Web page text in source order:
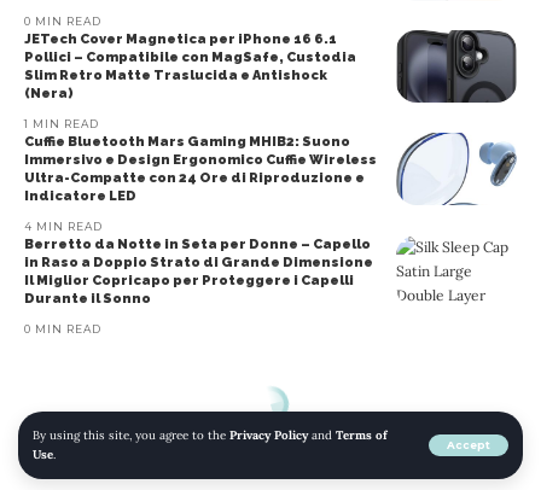
By using this site, you agree to the Privacy Policyand Terms of
Use.
Accept
0 MIN READ
JETech Cover Magnetica per iPhone 16 6.1
Pollici – Compatibile con MagSafe, Custodia
Slim Retro Matte Traslucida e Antishock
(Nera)
1 MIN READ
Cuffie Bluetooth Mars Gaming MHIB2: Suono
Immersivo e Design Ergonomico Cuffie Wireless
Ultra-Compatte con 24 Ore di Riproduzione e
Indicatore LED
4 MIN READ
Berretto da Notte in Seta per Donne – Capello
in Raso a Doppio Strato di Grande Dimensione
Il Miglior Copricapo per Proteggere i Capelli
Durante il Sonno
0 MIN READ